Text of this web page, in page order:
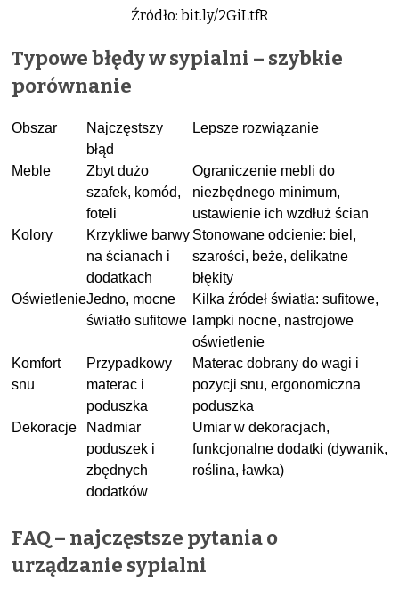
Źródło: bit.ly/2GiLtfR
Typowe błędy w sypialni – szybkie
porównanie
Obszar
Najczęstszy
błąd
Lepsze rozwiązanie
Meble
Zbyt dużo
szafek, komód,
foteli
Ograniczenie mebli do
niezbędnego minimum,
ustawienie ich wzdłuż ścian
Kolory
Krzykliwe barwy
na ścianach i
dodatkach
Stonowane odcienie: biel,
szarości, beże, delikatne
błękity
OświetlenieJedno, mocne
światło sufitowe
Kilka źródeł światła: sufitowe,
lampki nocne, nastrojowe
oświetlenie
Komfort
snu
Przypadkowy
materac i
poduszka
Materac dobrany do wagi i
pozycji snu, ergonomiczna
poduszka
Dekoracje
Nadmiar
poduszek i
zbędnych
dodatków
Umiar w dekoracjach,
funkcjonalne dodatki (dywanik,
roślina, ławka)
FAQ – najczęstsze pytania o
urządzanie sypialni